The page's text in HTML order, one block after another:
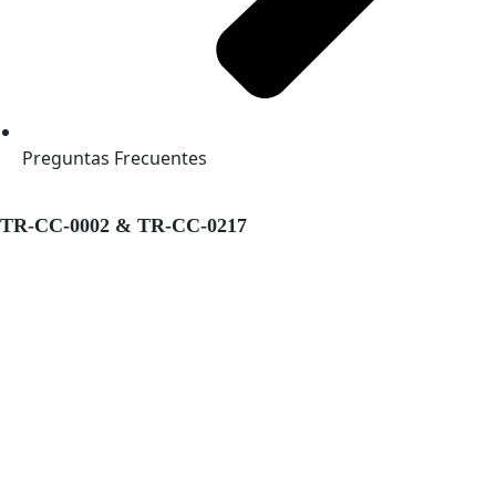
Preguntas Frecuentes
TR-CC-0002 & TR-CC-0217